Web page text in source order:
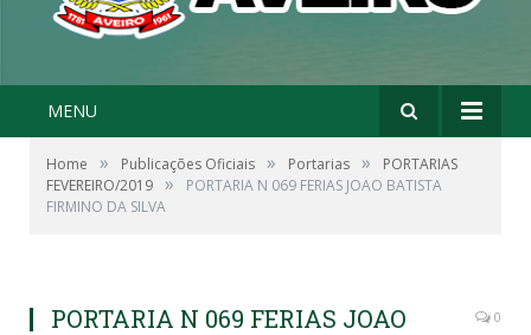
MENU
Home » Publicações Oficiais » Portarias »
PORTARIAS
FEVEREIRO/2019 »
PORTARIA N 069 FERIAS JOAO BATISTA
FIRMINO DA SILVA
PORTARIA N 069 FERIAS JOAO
0